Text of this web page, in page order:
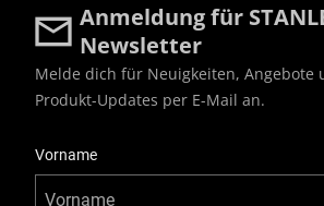
Anmeldung für
Newsletter
Melde dich für Neuigkeiten, Angebote
Produkt-Updates per E-Mail an.
Vorname